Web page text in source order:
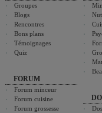
Groupes
Blogs
Rencontres
Bons plans
Témoignages
Quiz
FORUM
Forum minceur
Forum cuisine
Forum grossesse